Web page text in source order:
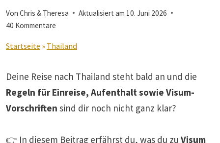
Von Chris & Theresa Aktualisiert am 10. Juni 2026
40 Kommentare
Startseite » Thailand
Deine Reise nach Thailand steht bald an und die
Regeln für Einreise, Aufenthalt sowie Visum-
Vorschriften sind dir noch nicht ganz klar?
👉 In diesem Beitrag erfährst du, was du zu Visum